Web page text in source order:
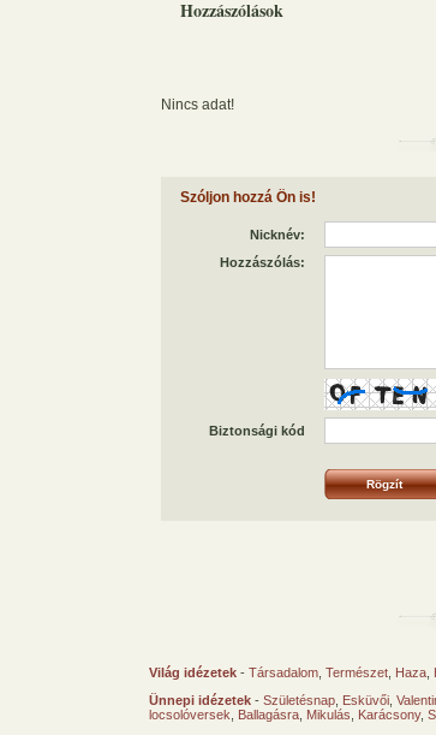
Hozzászólások
Nincs adat!
Szóljon hozzá Ön is!
Nicknév:
Hozzászólás:
Biztonsági kód
Világ idézetek - Társadalom Természet Haza
Ünnepi idézetek - Születésnap Esküvői
locsolóversek
Ballagásra Mikulás Karácsony,